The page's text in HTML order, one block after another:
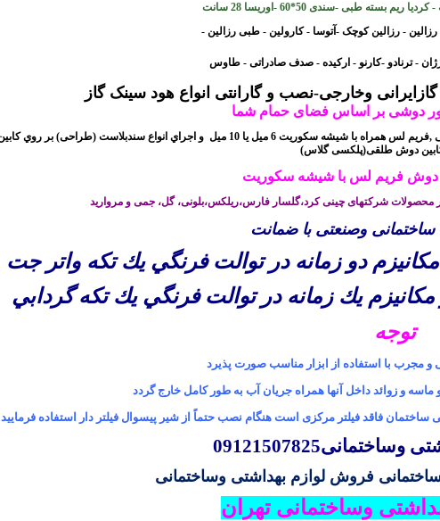
ریم بسته طبی -سندی 50*60 -اوریسا 28 سانت
- ترنادو -کارنو - ارکیده - صدف صادراتی - طاوس
وخارجی-نصب و گارانتی انواع هود سینک گاز
دوشی بر اساس فضای حمام شما
,فریم لس همراه با شيشه سکوريت6 میل یا 10
میل و اجراي انواع سندبلاست (طراحی) بر روي
کابین دوش طلقی(پلکسی گلاس
دوش فریم لس با شیشه سکوریت
شرکتهای چینی کرد،گلسار فارس،ریلکس،بلونی، گل، جمی و مروارید
وصنعتی با ضمانت
دو زمانه در توالت فرنگي يك تكه واتر جت
يك زمانه در توالت فرنگي يك تكه گردابي
توجه
و مجرب با استفاده از ابزار مناسب صورت پذیرد
و زوائد داخل آنها همراه جریان آب به طور کامل خارج گردد
فاقد فیلتر مرکزی است هنگام نصب حتماً از شیر پیسوال فیلتر دار استفاده فرمایید
فروش لوازم بهداشتی وساختمانی
وساختمانی تهران